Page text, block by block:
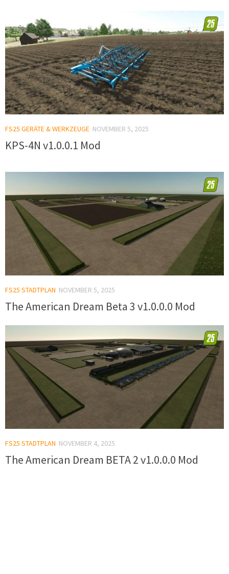
FS25 GERÄTE & WERKZEUGE NOVEMBER 5, 2025
KPS-4N v1.0.0.1 Mod
FS25 STADTPLAN NOVEMBER 5, 2025
The American Dream Beta 3 v1.0.0.0 Mod
FS25 STADTPLAN NOVEMBER 4, 2025
The American Dream BETA 2 v1.0.0.0 Mod